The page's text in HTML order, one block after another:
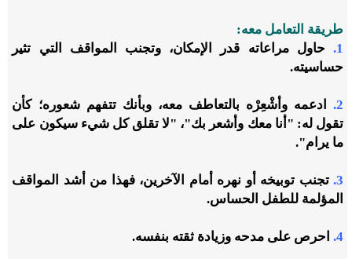
طريقة التعامل معه:
1.
حاول مراعاته قدر الإمكان، وتجنب المواقف التي تثير
حساسيته.
2.
ادعمه وأشْعِرْه بالتعاطف معه، وبأنك تتفهم شعوره؛ كأن
تقول له: "أنا معك وأشعر بك"، "لا تقلق كل شيء سيكون على
ما يرام".
3. تجنب توبيخه أو نهره أمام الآخرين، فهذا من أشد المواقف
المؤلمة للطفل الحساس.
4. احرص على مدحه وزيادة ثقته بنفسه.